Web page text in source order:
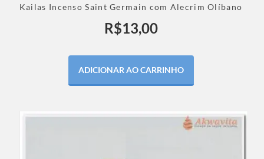
Kailas Incenso Saint Germain com Alecrim Olíbano
R$13,00
ADICIONAR AO CARRINHO